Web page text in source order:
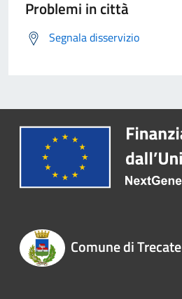
Problemi in città
Segnala disservizio
Comune di Trecate